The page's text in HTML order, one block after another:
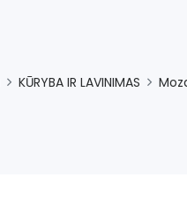
KŪRYBA IR LAVINIMAS